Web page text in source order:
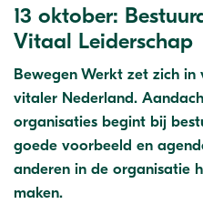
13 oktober:
Vitaal Leiderschap
Bewegen Werkt zet zich
vitaler Nederland.
organisaties begint bij
goede voorbeeld en
anderen in de organisatie
maken.